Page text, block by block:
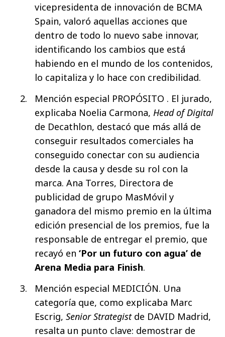
vicepresidenta de innovación de BCMA
Spain, valoró aquellas acciones que
dentro de todo lo nuevo sabe innovar,
identificando los cambios que está
habiendo en el mundo de los contenidos,
lo capitaliza y lo hace con credibilidad.
Mención especial PROPÓSITO . El jurado,
explicaba Noelia Carmona, Head of Digital
de Decathlon, destacó que más allá de
conseguir resultados comerciales ha
conseguido conectar con su audiencia
desde la causa y desde su rol con la
marca. Ana Torres, Directora de
publicidad de grupo MasMóvil y
ganadora del mismo premio en la última
edición presencial de los premios, fue la
responsable de entregar el premio, que
recayó en ‘Por un futuro con agua’ de
Arena Media para Finish.
Mención especial MEDICIÓN. Una
categoría que, como explicaba Marc
Escrig, Senior Strategistde DAVID Madrid,
resalta un punto clave: demostrar de